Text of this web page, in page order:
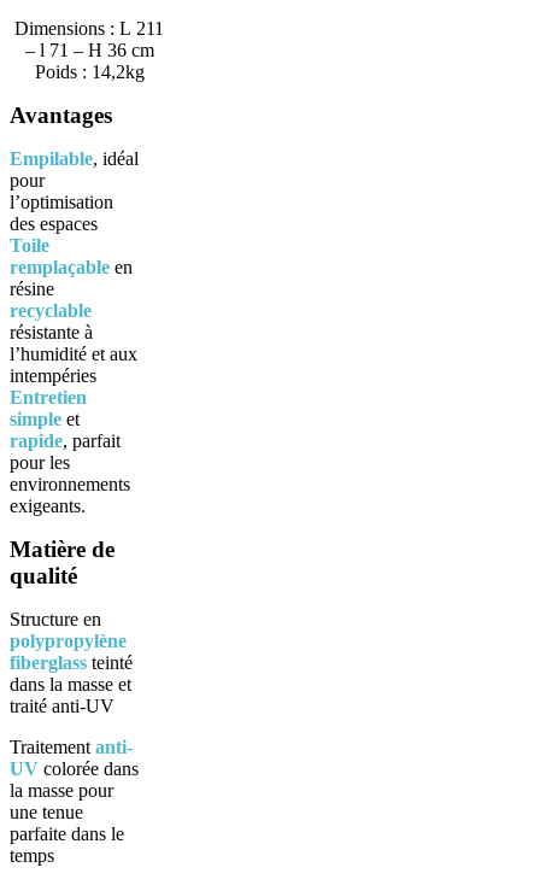
Dimensions :L 211
– l 71 – H 36 cm
Poids : 14,2kg
Avantages
Empilable, idéal
pour
l’optimisation
des espaces
Toile
remplaçable en
résine
recyclable
résistante à
l’humidité et aux
intempéries
Entretien
simple et
rapide, parfait
pour les
environnements
exigeants.
Matière de
qualité
Structure en
polypropylène
fiberglass teinté
dans la masse et
traité anti-UV
Traitement anti-
UV colorée dans
la masse pour
une tenue
parfaite dans le
temps